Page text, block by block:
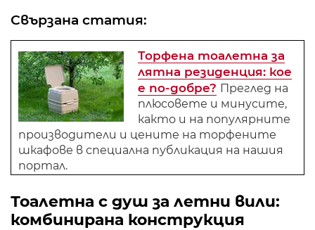
Свързана статия:
Торфена тоалетна за
лятна резиденция: кое
е по-добре? Преглед на
плюсовете и минусите,
както и на популярните
производители и цените на торфените
шкафове в специална публикация на нашия
портал.
Тоалетна с душ за летни вили:
комбинирана конструкция